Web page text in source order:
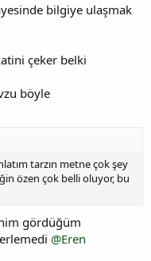
bilgiye ulaşmak
çeker belki
böyle
tarzın metne çok şey
özen çok belli oluyor, bu
gördüğüm
@Eren